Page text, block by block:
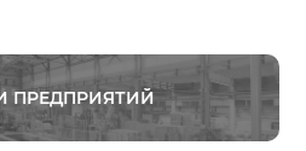
ПРЕДПРИЯТИЙ